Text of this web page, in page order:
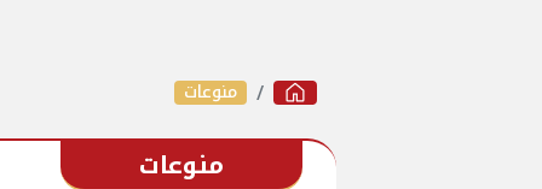
منوعات
منوعات